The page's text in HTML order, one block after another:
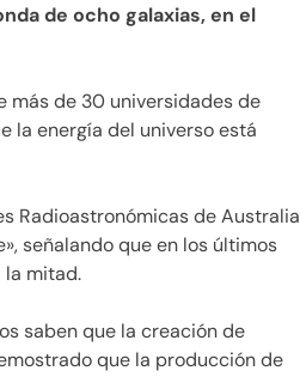
de ocho galaxias, en el
más de 30 universidades de
la energía del universo está
Radioastronómicas de Australia
señalando que en los últimos
la mitad.
saben que la creación de
que la producción de